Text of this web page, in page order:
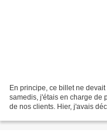
En principe, ce billet ne
samedis, j'étais en charge de
de nos clients. Hier, j'avais